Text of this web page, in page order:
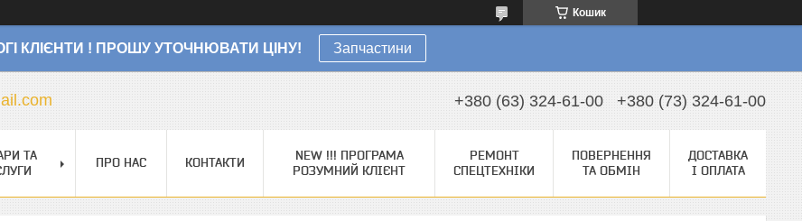
Кошик
КЛІЄНТИ ! ПРОШУ УТОЧНЮВАТИ ЦІНУ! Запчастини
+380 (63) 324-61-00 +380 (73) 324-61-00
ТА
ПРО НАС КОНТАКТИ
NEW !!! ПРОГРАМА
РОЗУМНИЙ КЛІЄНТ
РЕМОНТ
СПЕЦТЕХНІКИ
ПОВЕРНЕННЯ
ТА ОБМІН
ДОСТАВКА
І ОПЛАТА